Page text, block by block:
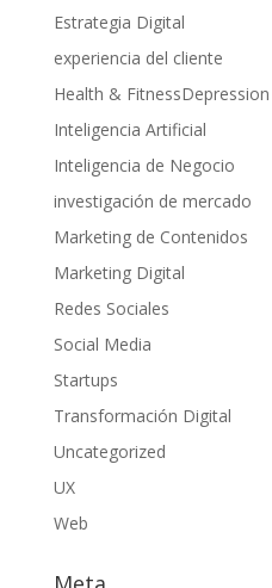
Estrategia Digital
experiencia del cliente
Health & FitnessDepression
Inteligencia Artificial
Inteligencia de Negocio
investigación de mercado
Marketing de Contenidos
Marketing Digital
Redes Sociales
Social Media
Startups
Transformación Digital
Uncategorized
UX
Web